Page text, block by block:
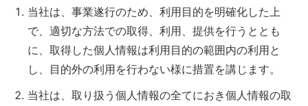
当社は、事業遂行のため、利用目的を明確化した上
で、適切な方法での取得、利用、提供を行うととも
に、取得した個人情報は利用目的の範囲内の利用と
し、目的外の利用を行わない様に措置を講じます。
当社は、取り扱う個人情報の全てにおき個人情報の取